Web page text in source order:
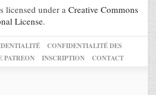
licensed under a Creative Commons
License.
CONFIDENTIALITÉ DES
PATREON INSCRIPTION CONTACT